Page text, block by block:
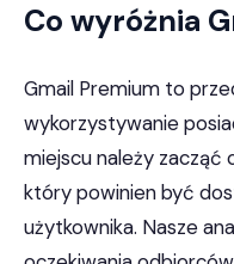
Co wyróżnia
Gmail Premium to
wykorzystywanie
miejscu należy zacząć
który powinien być
użytkownika. Nasze